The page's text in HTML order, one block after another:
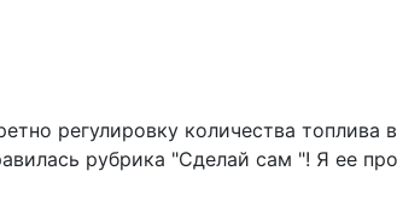
регулировку количества
рубрика "Сделай сам "! Я ее